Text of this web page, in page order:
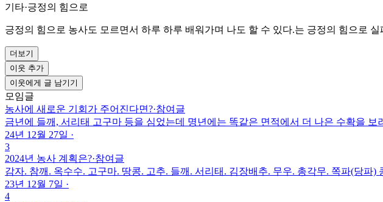
기타·긍정의 힘으로
긍정의 힘으로 농사도 모르면서 하루 하루 배워가며 나도 할 수 있다.는 긍정의 힘으로
더보기
이웃 추가
이웃에게 글 남기기
모임글
농사에 새로운 기회가 주어진다면?·참여글
금년에 들깨, 서리태 고구마 등을 심었는데 명년에는 똑같은 면적에서 더 나은 수확을
24년 12월 27일 ·
3
2024년 농사 계획은?·참여글
감자. 참깨. 옥수수. 고구마. 땅콩. 고추. 들깨. 서리태. 김장배추. 무우. 총각무. 쪽파(당
23년 12월 7일 ·
4